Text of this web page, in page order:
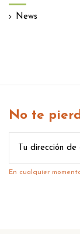
News
No te
En cualquier